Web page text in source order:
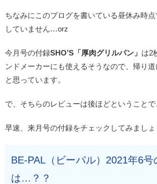
ちなみにこのブログを書いている昼休み時
していません…orz
今月号の付録SHO’S「厚肉グリルパン」 は2
ンドメーカーにも使えるそうなので、帰り
と思っています。
で、そちらのレビューは後ほどということ
早速、来月号の付録をチェックしてみましょ
BE-PAL（ビーパル）2021年6号
は…？？